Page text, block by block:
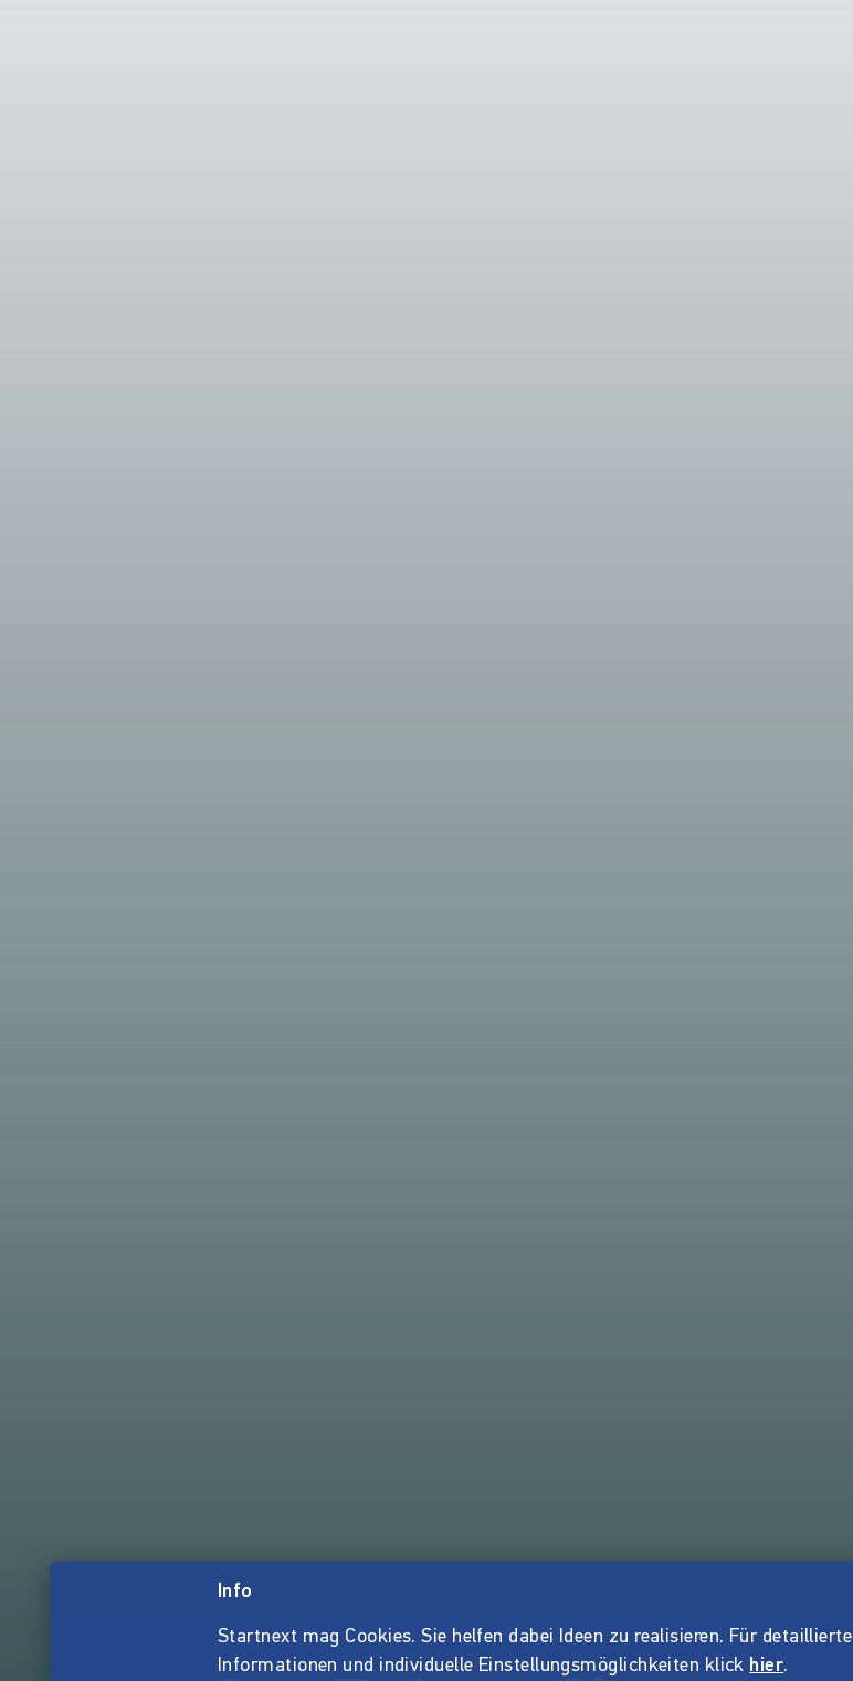
Info
Startnext mag Cookies. Sie helfen dabei Ideen zu realisieren. Für detaillierte
Informationen und individuelle Einstellungsmöglichkeiten klick hier.